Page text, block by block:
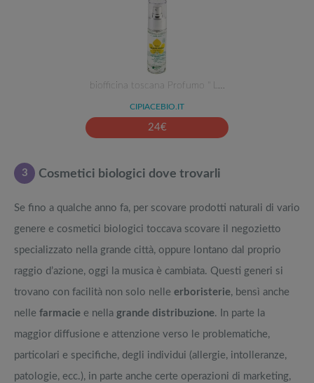
biofficina toscana Profumo " L…
CIPIACEBIO.IT
24€
3 Cosmetici biologici dove trovarli
Se fino a qualche anno fa, per scovare prodotti naturali di vario
genere e cosmetici biologici toccava scovare il negozietto
specializzato nella grande città, oppure lontano dal proprio
raggio d’azione, oggi la musica è cambiata. Questi generi si
trovano con facilità non solo nelle erboristerie, bensì anche
nelle farmacie e nella grande distribuzione. In parte la
maggior diffusione e attenzione verso le problematiche,
particolari e specifiche, degli individui (allergie, intolleranze,
patologie, ecc.), in parte anche certe operazioni di marketing,